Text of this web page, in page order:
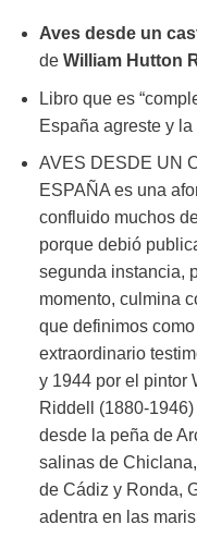
Aves desde un
de William Hutton
Libro que es
España agreste y
AVES DESDE UN
ESPAÑA es una
confluido muchos
porque debió
segunda instancia,
momento, culmina
que definimos
extraordinario
y 1944 por el pintor
Riddell
desde la peña de
salinas de
de Cádiz y Ronda,
adentra en las